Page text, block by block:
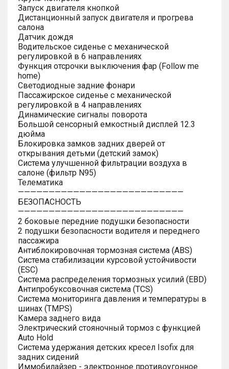
Запуск двигателя кнопкой
Дистанционный запуск двигателя и прогрева
салона
Датчик дождя
Водительское сиденье с механической
регулировкой в 6 направлениях
Функция отсрочки выключения фар (Follow me
home)
Светодиодные задние фонари
Пассажирское сиденье с механической
регулировкой в 4 направлениях
Динамические сигналы поворота
Большой сенсорный емкостный дисплей 12.3
дюйма
Блокировка замков задних дверей от
открывания детьми (детский замок)
Система улучшенной фильтрации воздуха в
салоне (фильтр N95)
Телематика
———————————————————————————
БЕЗОПАСНОСТЬ
———————————————————————————
2 боковые передние подушки безопасности
2 подушки безопасности водителя и переднего
пассажира
Антиблокировочная тормозная система (ABS)
Система стабилизации курсовой устойчивости
(ESC)
Система распределения тормозных усилий (EBD)
Антипробуксовочная система (TCS)
Система мониторинга давления и температуры в
шинах (TMPS)
Камера заднего вида
Электрический стояночный тормоз с функцией
Auto Hold
Система удержания детских кресел Isofix для
задних сидений
Иммобилайзер - электронное противоугонное